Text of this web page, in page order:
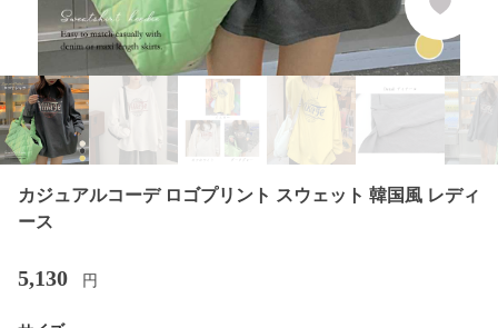
カジュアルコーデ ロゴプリント スウェット 韓国風 レディ
ース
5,130 円